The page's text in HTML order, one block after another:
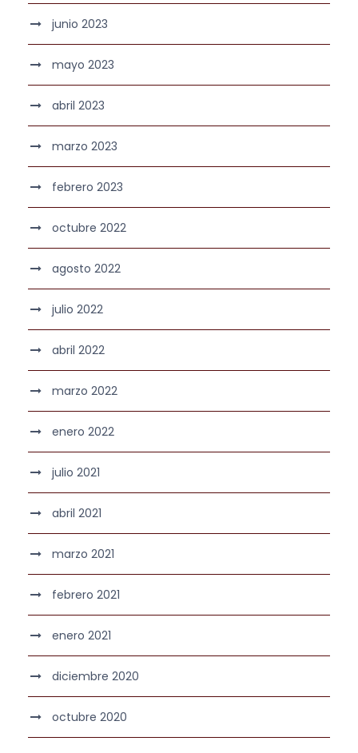
junio 2023
mayo 2023
abril 2023
marzo 2023
febrero 2023
octubre 2022
agosto 2022
julio 2022
abril 2022
marzo 2022
enero 2022
julio 2021
abril 2021
marzo 2021
febrero 2021
enero 2021
diciembre 2020
octubre 2020